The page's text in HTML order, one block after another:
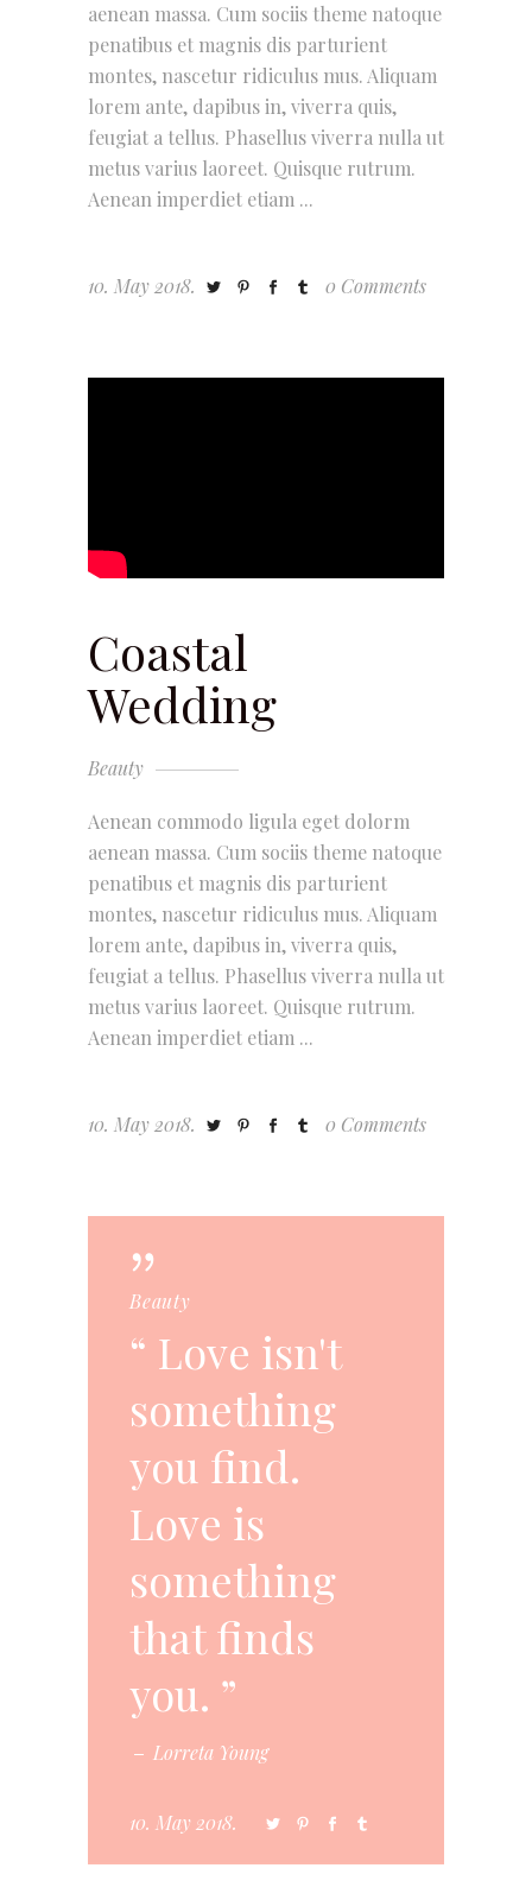
aenean massa. Cum sociis theme natoque
penatibus et magnis dis parturient
montes, nascetur ridiculus mus. Aliquam
lorem ante, dapibus in, viverra quis,
feugiat a tellus. Phasellus viverra nulla ut
metus varius laoreet. Quisque rutrum.
Aenean imperdiet etiam
10. May 2018. 0 Comments
Coastal
Wedding
Beauty
Aenean commodo ligula eget dolorm
aenean massa. Cum sociis theme natoque
penatibus et magnis dis parturient
montes, nascetur ridiculus mus. Aliquam
lorem ante, dapibus in, viverra quis,
feugiat a tellus. Phasellus viverra nulla ut
metus varius laoreet. Quisque rutrum.
Aenean imperdiet etiam
10. May 2018. 0 Comments
Beauty
Love isn't
something
you find.
Love is
something
that finds
you.
Lorreta Young
10. May 2018.